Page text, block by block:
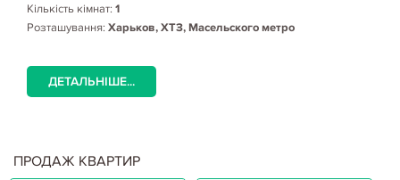
Кількість кімнат: 1
Розташування: Харьков, ХТЗ, Масельского метро
ДЕТАЛЬНІШЕ...
ПРОДАЖ КВАРТИР